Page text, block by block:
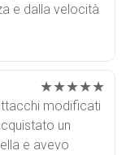
e dalla velocità
★★★★★
modificati
un
e avevo